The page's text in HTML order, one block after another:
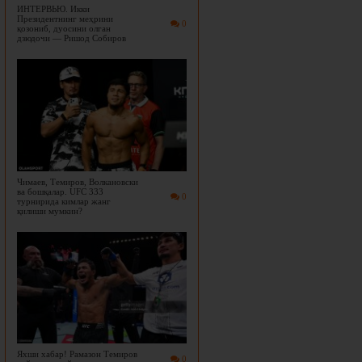
0
ИНТЕРВЬЮ. Икки
Президентнинг меҳрини
қозониб, дуосини олган
дзюдочи — Ришод Собиров
0
Чимаев, Темиров, Волкановски
ва бошқалар. UFC 333
турнирида кимлар жанг
қилиши мумкин?
0
Яхши хабар! Рамазон Темиров